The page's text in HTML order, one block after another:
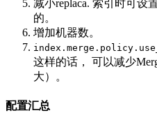
减小replaca. 索引时可设
的。
增加机器数。
这样的话， 可以减少
大）。
配置汇总